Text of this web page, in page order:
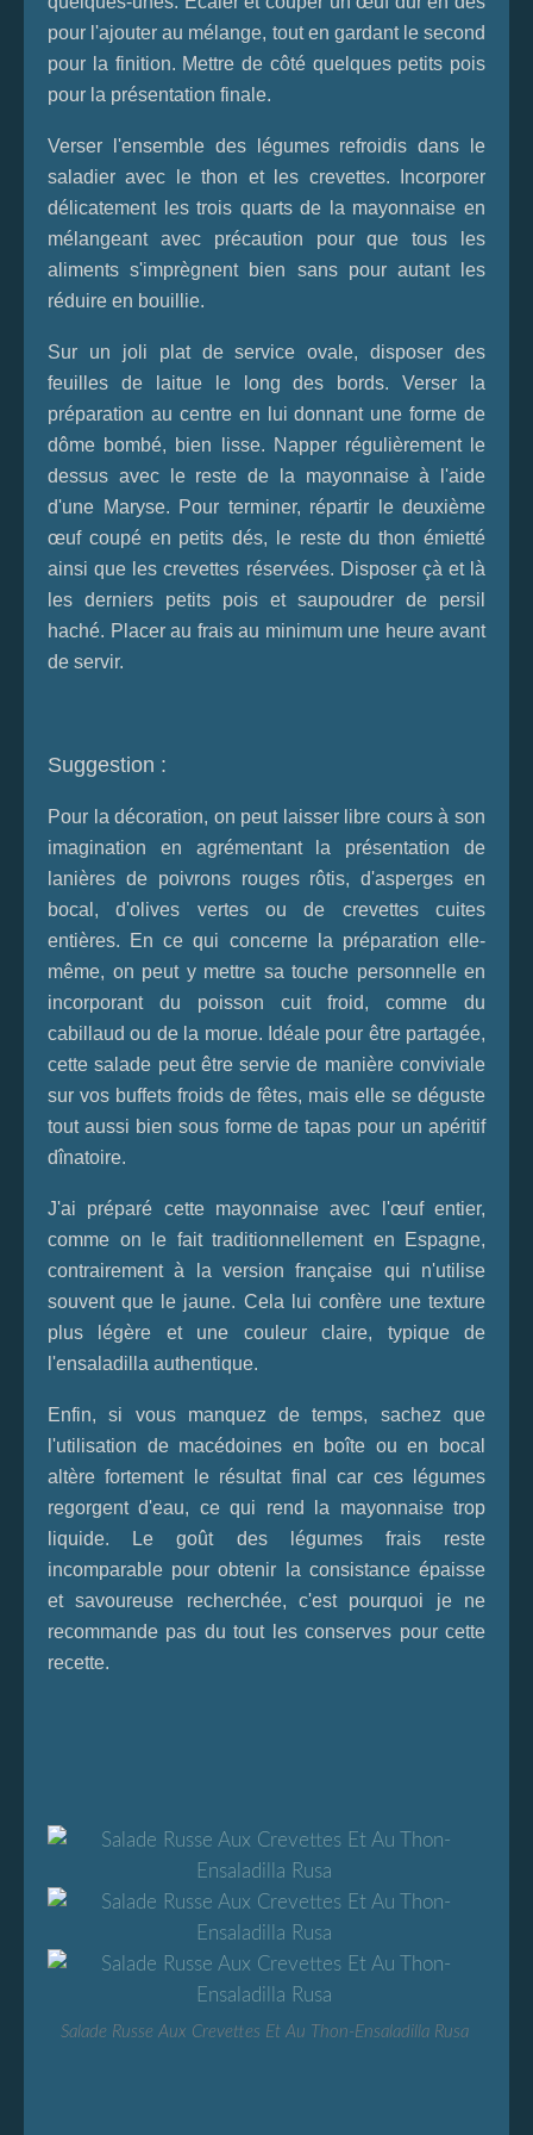
pour l'ajouter au mélange, tout en gardant le second
pour la finition. Mettre de côté quelques petits pois
pour la présentation finale.
Verser l'ensemble des légumes refroidis dans le
saladier avec le thon et les crevettes. Incorporer
délicatement les trois quarts de la mayonnaise en
mélangeant avec précaution pour que tous les
aliments s'imprègnent bien sans pour autant les
réduire en bouillie.
Sur un joli plat de service ovale, disposer des
feuilles de laitue le long des bords. Verser la
préparation au centre en lui donnant une forme de
dôme bombé, bien lisse. Napper régulièrement le
dessus avec le reste de la mayonnaise à l'aide
d'une Maryse. Pour terminer, répartir le deuxième
œuf coupé en petits dés, le reste du thon émietté
ainsi que les crevettes réservées. Disposer çà et là
les derniers petits pois et saupoudrer de persil
haché. Placer au frais au minimum une heure avant
de servir.
Suggestion :
Pour la décoration, on peut laisser libre cours à son
imagination en agrémentant la présentation de
lanières de poivrons rouges rôtis, d'asperges en
bocal, d'olives vertes ou de crevettes cuites
entières. En ce qui concerne la préparation elle-
même, on peut y mettre sa touche personnelle en
incorporant du poisson cuit froid, comme du
cabillaud ou de la morue. Idéale pour être partagée,
cette salade peut être servie de manière conviviale
sur vos buffets froids de fêtes, mais elle se déguste
tout aussi bien sous forme de tapas pour un apéritif
dînatoire.
J'ai préparé cette mayonnaise avec l'œuf entier,
comme on le fait traditionnellement en Espagne,
contrairement à la version française qui n'utilise
souvent que le jaune. Cela lui confère une texture
plus légère et une couleur claire, typique de
l'ensaladilla authentique.
Enfin, si vous manquez de temps, sachez que
l'utilisation de macédoines en boîte ou en bocal
altère fortement le résultat final car ces légumes
regorgent d'eau, ce qui rend la mayonnaise trop
liquide. Le goût des légumes frais reste
incomparable pour obtenir la consistance épaisse
et savoureuse recherchée, c'est pourquoi je ne
recommande pas du tout les conserves pour cette
recette.
Salade Russe Aux Crevettes Et Au Thon-Ensaladilla Rusa